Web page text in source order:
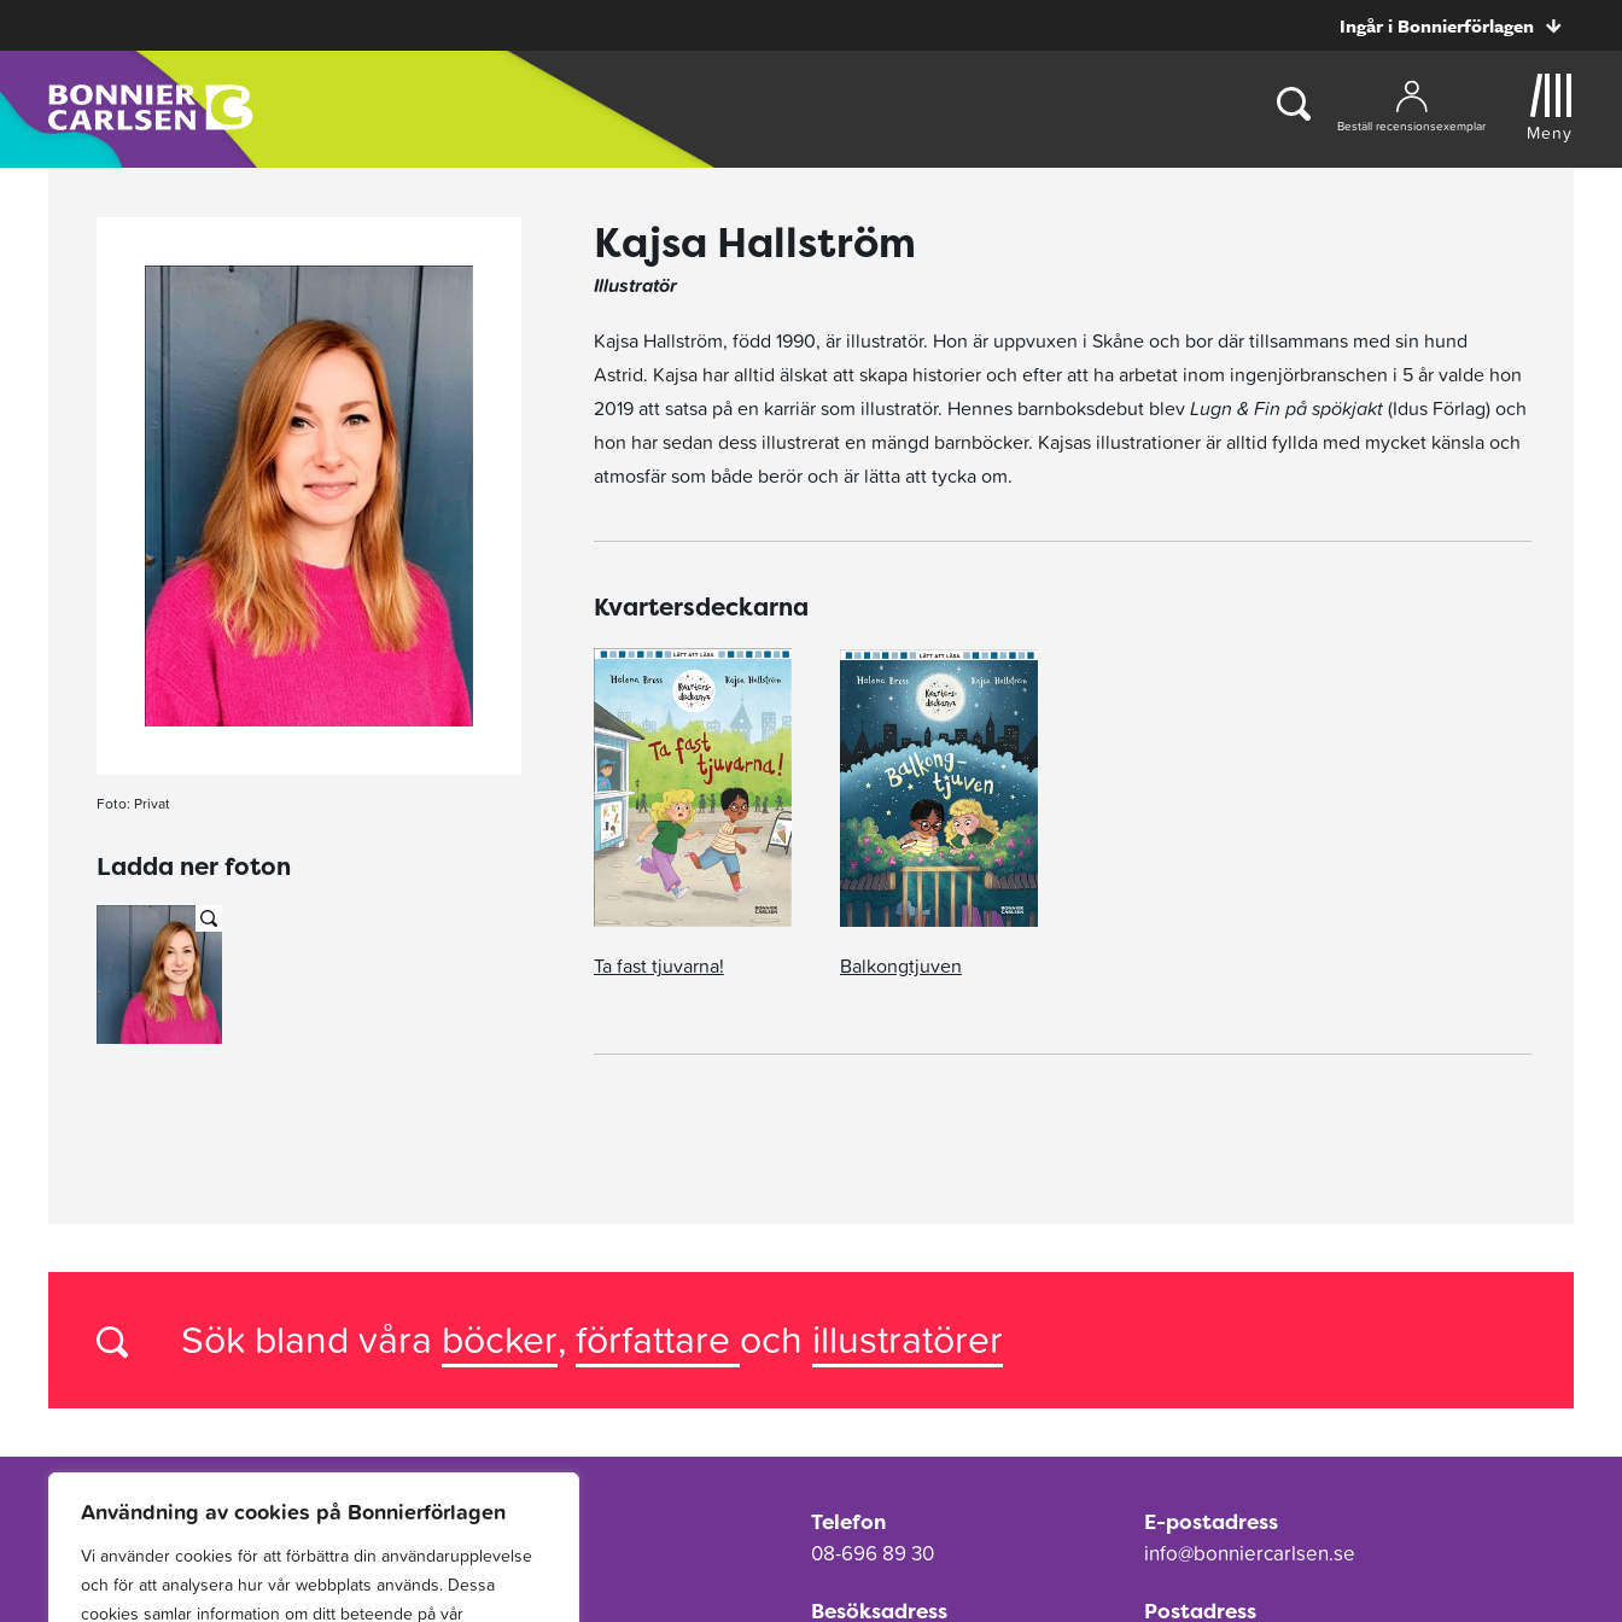
Användning av cookies på Bonnierförlagen
Vi använder cookies för att förbättra din användarupplevelse
och för att analysera hur vår webbplats används. Dessa
cookies samlar information om ditt beteende på vår
Ingår i Bonnierförlagen
Beställ recensionsexemplar Meny
Foto: Privat
Ladda ner foton
Kajsa Hallström
Illustratör
Kajsa Hallström, född 1990, är illustratör. Hon är uppvuxen i Skåne och bor där tillsammans med sin hund
Astrid. Kajsa har alltid älskat att skapa historier och efter att ha arbetat inom ingenjörbranschen i 5 år valde hon
2019 att satsa på en karriär som illustratör. Hennes barnboksdebut blevLugn & Fin på spökjakt(Idus Förlag) och
hon har sedan dess illustrerat en mängd barnböcker. Kajsas illustrationer är alltid fyllda med mycket känsla och
atmosfär som både berör och är lätta att tycka om.
Kvartersdeckarna
Ta fast tjuvarna! Balkongtjuven
Sök bland våra böcker,författare och illustratörer
Vi arbetar med att hitta, utveckla, publicera och sprida
Telefon
08-696 89 30
E-postadress
info@bonniercarlsen.se
Besöksadress Postadress